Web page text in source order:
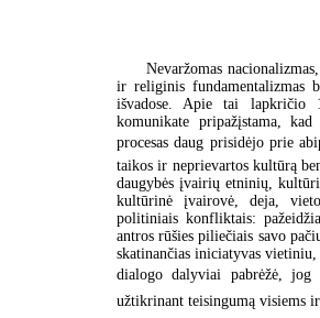
Nevaržomas
ir religinis fundamentalizmas
išvadose. Apie tai lapkričio
komunikate pripažįstama,
procesas daug prisidėjo prie
taikos ir neprievartos kultūrą
daugybės įvairių etninių,
kultūrinė įvairovė, deja,
politiniais konfliktais:
antros rūšies piliečiais savo
skatinančias iniciatyvas
dialogo dalyviai pabrėžė, jog
užtikrinant teisingumą visiems